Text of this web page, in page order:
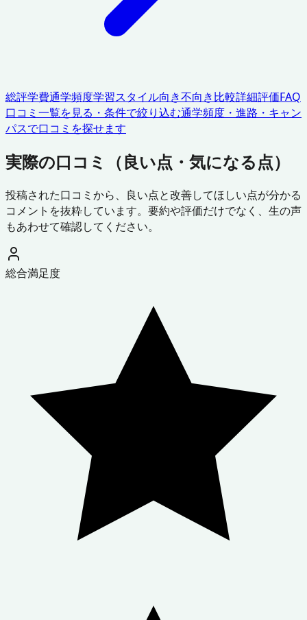
総評学費通学頻度学習スタイル向き不向き比較詳細評価FAQ
口コミ一覧を見る・条件で絞り込む通学頻度・進路・キャン
パスで口コミを探せます
実際の口コミ（良い点・気になる点）
投稿された口コミから、良い点と改善してほしい点が分かる
コメントを抜粋しています。要約や評価だけでなく、生の声
もあわせて確認してください。
総合満足度